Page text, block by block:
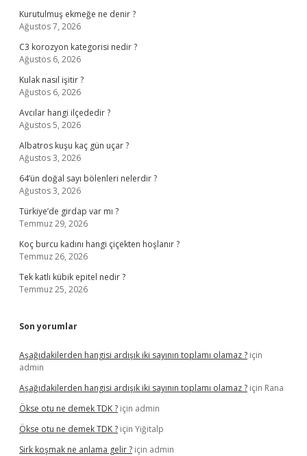
Kurutulmuş ekmeğe ne denir ?
Ağustos 7, 2026
C3 korozyon kategorisi nedir ?
Ağustos 6, 2026
Kulak nasıl işitir ?
Ağustos 6, 2026
Avcılar hangi ilçededir ?
Ağustos 5, 2026
Albatros kuşu kaç gün uçar ?
Ağustos 3, 2026
64’ün doğal sayı bölenleri nelerdir ?
Ağustos 3, 2026
Türkiye’de girdap var mı ?
Temmuz 29, 2026
Koç burcu kadını hangi çiçekten hoşlanır ?
Temmuz 26, 2026
Tek katlı kübik epitel nedir ?
Temmuz 25, 2026
Son yorumlar
Aşağıdakilerden hangisi ardışık iki sayının toplamı olamaz ? için
admin
Aşağıdakilerden hangisi ardışık iki sayının toplamı olamaz ? için Rana
Ökse otu ne demek TDK ? için admin
Ökse otu ne demek TDK ? için Yiğitalp
Sirk koşmak ne anlama gelir ? için admin